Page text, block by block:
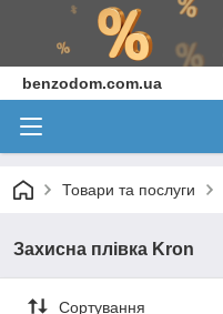
benzodom.com.ua
Товари та послуги
Захисна плівка Kron
Сортування